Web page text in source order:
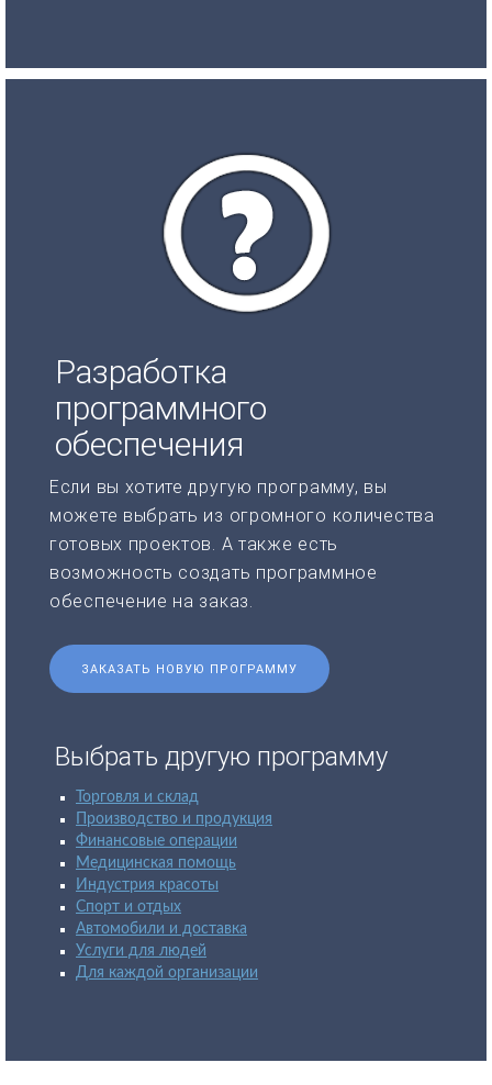
Разработка
программного
обеспечения
Если вы хотите другую программу, вы
можете выбрать из огромного количества
готовых проектов. А также есть
возможность создать программное
обеспечение на заказ.
ЗАКАЗАТЬ НОВУЮ ПРОГРАММУ
Выбрать другую программу
Торговля и склад
Производство и продукция
Финансовые операции
Медицинская помощь
Индустрия красоты
Спорт и отдых
Автомобили и доставка
Услуги для людей
Для каждой организации